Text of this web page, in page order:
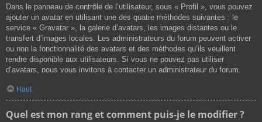
Dans le panneau de contrôle de l’utilisateur, sous « Profil », vous pouvez
ajouter un avatar en utilisant une des quatre méthodes suivantes : le
service « Gravatar », la galerie d’avatars, les images distantes ou le
transfert d’images locales. Les administrateurs du forum peuvent activer
ou non la fonctionnalité des avatars et des méthodes qu’ils veuillent
rendre disponible aux utilisateurs. Si vous ne pouvez pas utiliser
d’avatars, nous vous invitons à contacter un administrateur du forum.
Haut
Quel est mon rang et comment puis-je le modifier ?